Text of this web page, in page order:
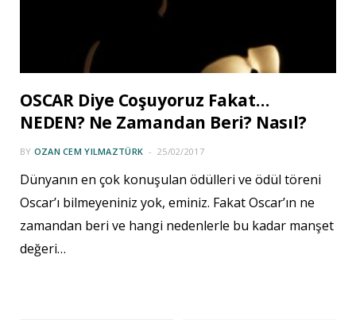
OSCAR Diye Coşuyoruz Fakat…
NEDEN? Ne Zamandan Beri? Nasıl?
BY OZAN CEM YILMAZTÜRK 25/02/2017
Dünyanın en çok konuşulan ödülleri ve ödül töreni
Oscar’ı bilmeyeniniz yok, eminiz. Fakat Oscar’ın ne
zamandan beri ve hangi nedenlerle bu kadar manşet
değeri…